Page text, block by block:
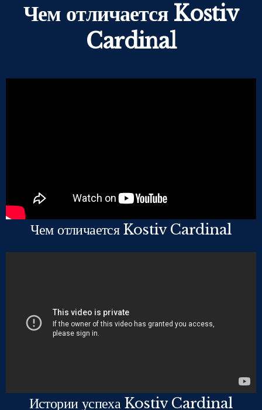
Чем отличается Kostiv
Cardinal
Чем отличается Kostiv Cardinal
Истории успеха Kostiv Cardinal